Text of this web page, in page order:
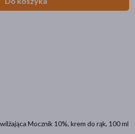
Mocznik 10%, krem do rąk, 100 ml